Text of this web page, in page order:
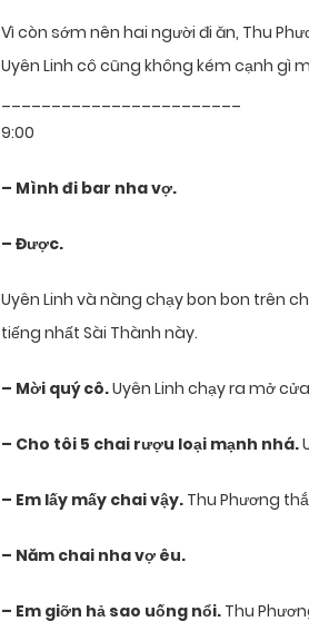
Vì còn sớm nên hai người đi ăn, Thu
Uyên Linh cô cũng không kém cạnh gì
9:00
– Mình đi bar nha vợ.
– Được.
Uyên Linh và nàng chạy bon bon trên
tiếng nhất Sài Thành này.
– Mời quý cô.Uyên Linh chạy ra mở
– Cho tôi 5 chai rượu loại mạnh nhá.
– Em lấy mấy chai vậy. Thu Phương
– Năm chai nha vợ êu.
– Em giỡn hả sao uống nổi. Thu